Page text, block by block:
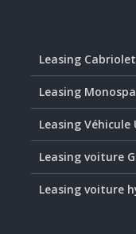
Leasing Cabriolet
Leasing
Leasing Véhicule
Leasing voiture
Leasing voiture